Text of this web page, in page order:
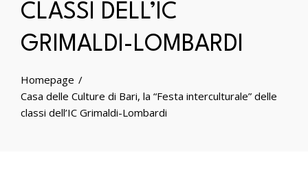
CLASSI DELL’IC
GRIMALDI-LOMBARDI
Homepage
Casa delle Culture di Bari, la “Festa interculturale” delle
classi dell’IC Grimaldi-Lombardi